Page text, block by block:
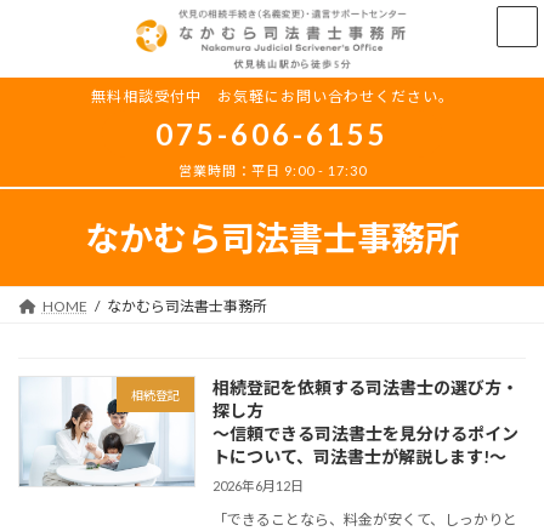
ン
ー
無料相談受付中 お気軽にお問い合わせください。
075-606-6155
営業時間：平日 9:00 - 17:30
なかむら司法書士事務所
HOME なかむら司法書士事務所
相続登記
相続登記を依頼する司法書士の選び方・
探し方
～信頼できる司法書士を見分けるポイン
トについて、司法書士が解説します!～
2026年6月12日
「できることなら、料金が安くて、しっかりと